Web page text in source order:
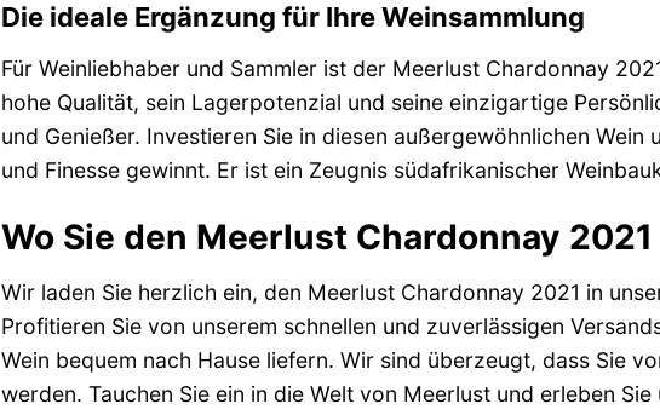
Die ideale Ergänzung für Ihre Weinsammlung
Für Weinliebhaber und Sammler ist der Meerlust Chardonnay
hohe Qualität, sein Lagerpotenzial und seine einzigartige
und Genießer. Investieren Sie in diesen außergewöhnlichen
und Finesse gewinnt. Er ist ein Zeugnis südafrikanischer
Wo Sie den Meerlust Chardonnay
Wir laden Sie herzlich ein, den Meerlust Chardonnay 2021 in
Profitieren Sie von unserem schnellen und zuverlässigen
Wein bequem nach Hause liefern. Wir sind überzeugt, dass Sie
werden. Tauchen Sie ein in die Welt von Meerlust und erleben